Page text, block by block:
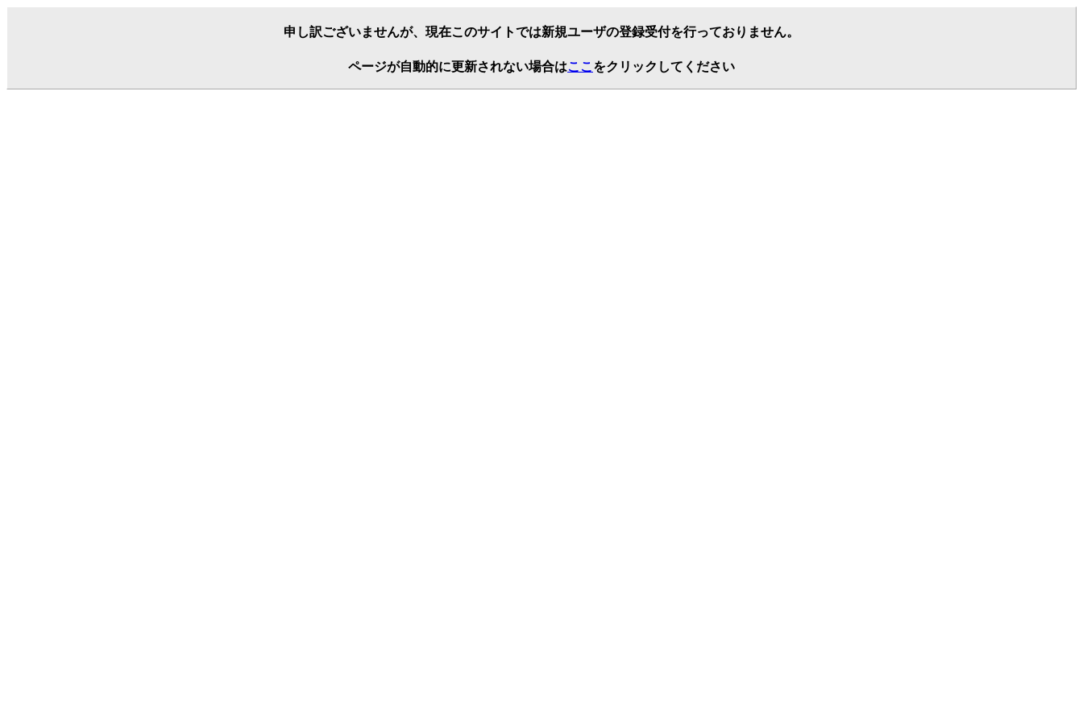
申し訳ございませんが、現在このサイトでは新規ユーザの登録受付を行っておりません。
ページが自動的に更新されない場合はここ をクリックしてください